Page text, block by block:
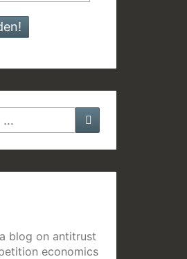
Search
blog on antitrust
economics